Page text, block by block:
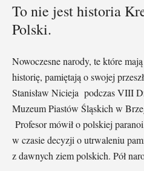
To nie jest historia
Polski.
Nowoczesne narody, te które
historię, pamiętają o swojej
Stanisław Nicieja podczas VIII
Muzeum Piastów Śląskich w
Profesor mówił o polskiej
w czasie decyzji o utrwaleniu
z dawnych ziem polskich. Pół